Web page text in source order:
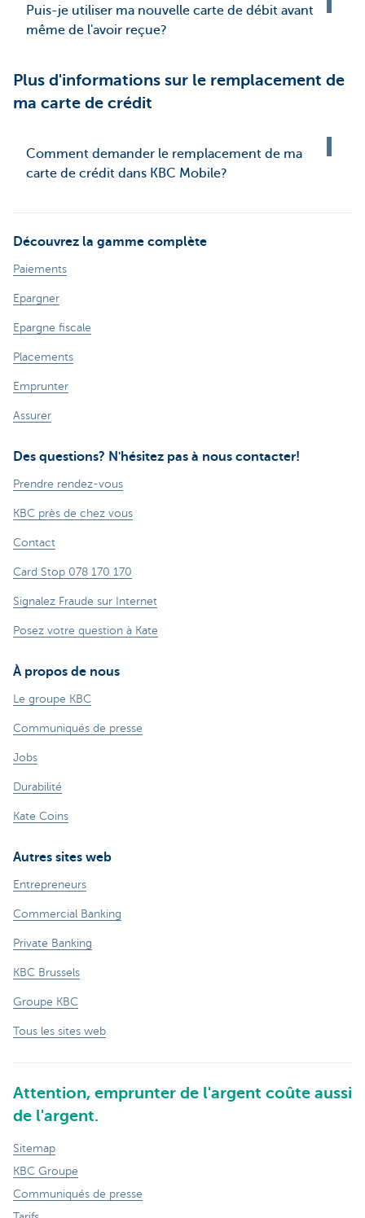
Puis-je utiliser ma nouvelle carte de débit avant
même de l'avoir reçue?
Plus d'informations sur le remplacement de
ma carte de crédit
Comment demander le remplacement de ma
carte de crédit dans KBC Mobile?
Découvrez la gamme complète
Paiements
Epargner
Epargne fiscale
Placements
Emprunter
Assurer
Des questions? N'hésitez pas à nous contacter!
Prendre rendez-vous
KBC près de chez vous
Contact
Card Stop 078 170 170
Signalez Fraude sur Internet
Posez votre question à Kate
À propos de nous
Le groupe KBC
Communiqués de presse
Jobs
Durabilité
Kate Coins
Autres sites web
Entrepreneurs
Commercial Banking
Private Banking
KBC Brussels
Groupe KBC
Tous les sites web
Attention, emprunter de l'argent coûte aussi
de l'argent.
Sitemap
KBC Groupe
Communiqués de presse